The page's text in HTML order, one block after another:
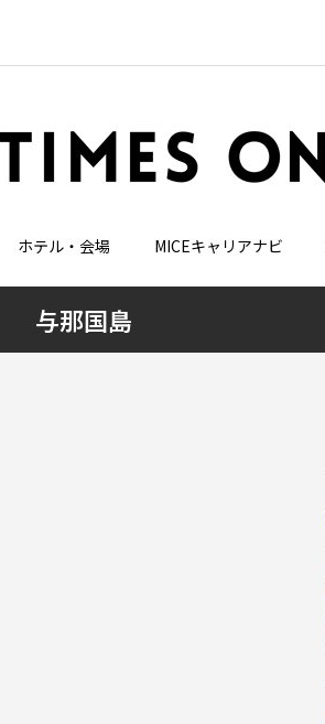
ホテル・会場 MICEキャリアナビ
与那国島